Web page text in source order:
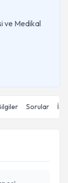
ve Medikal
Sorular